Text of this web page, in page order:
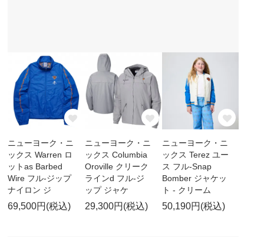
ニューヨーク・ニ
ックス Warren ロ
ットas Barbed
Wire フル-ジップ
ナイロン ジ
69,500円(税込)
ニューヨーク・ニ
ックス Columbia
Oroville クリーク
ラインd フル-ジ
ップ ジャケ
29,300円(税込)
ニューヨーク・ニ
ックス Terez ユー
ス フル-Snap
Bomber ジャケッ
ト - クリーム
50,190円(税込)